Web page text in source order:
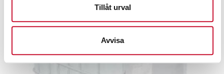
Tillåt urval
Avvisa